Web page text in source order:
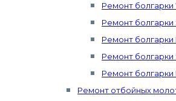
Ремонт болгарки
Ремонт болгарки
Ремонт болгарки
Ремонт болгарки
Ремонт
Ремонт отбойных